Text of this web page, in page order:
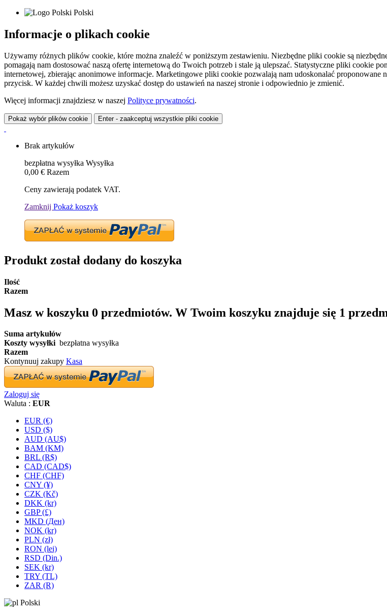
Polski
Informacje o plikach cookie
Używamy różnych plików cookie, które można znaleźć w poniższym zestawieniu. Niezbędne pliki cookie są
pomagają nam dostosować naszą ofertę internetową do Twoich potrzeb i stale ją ulepszać. Statystyczne pliki cookie
internetowej, zbierając anonimowe informacje. Marketingowe pliki cookie pozwalają nam udoskonalać
przycisk. W każdej chwili możesz uzyskać dostęp do ustawień na naszej stronie i odpowiednio je zmienić.
Więcej informacji znajdziesz w naszej Polityce prywatności.
Pokaż wybór plików cookie Enter - zaakceptuj wszystkie pliki cookie
Brak artykułów
bezpłatna wysyłka Wysyłka
0,00 € Razem
Ceny zawierają podatek VAT.
Zamknij Pokaż koszyk
Produkt został dodany do koszyka
Ilość
Razem
Masz w koszyku 0 przedmiotów. W Twoim koszyku znajduje się 1
Suma artykułów
Koszty wysyłki bezpłatna wysyłka
Razem
Kontynuuj zakupy Kasa
Zaloguj się
Waluta : EUR
EUR (€)
USD ($)
AUD (AU$)
BAM (KM)
BRL (R$)
CAD (CAD$)
CHF (CHF)
CNY (¥)
CZK (Kč)
DKK (kr)
GBP (£)
MKD (Ден)
NOK (kr)
PLN (zł)
RON (lei)
RSD (Din.)
SEK (kr)
TRY (TL)
ZAR (R)
Polski